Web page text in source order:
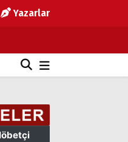
Yazarlar